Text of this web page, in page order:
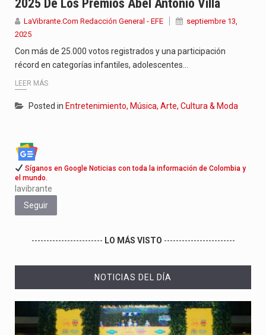
El Grupo Planeta presenta una nueva selección editorial para este…
2025 De Los Premios Abel Antonio Villa
LaVibrante.Com Redacción General - EFE
septiembre 13,
2025
Con más de 25.000 votos registrados y una participación
récord en categorías infantiles, adolescentes…
LEER MÁS
Posted in Entretenimiento, Música, Arte, Cultura & Moda
Síganos en Google Noticias con toda la información de Colombia y
el mundo.
lavibrante
Seguir
------------------------ LO MÁS VISTO ------------------------
NOTICIAS DEL DÍA